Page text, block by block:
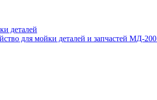
деталей
для мойки деталей и запчастей МД-200